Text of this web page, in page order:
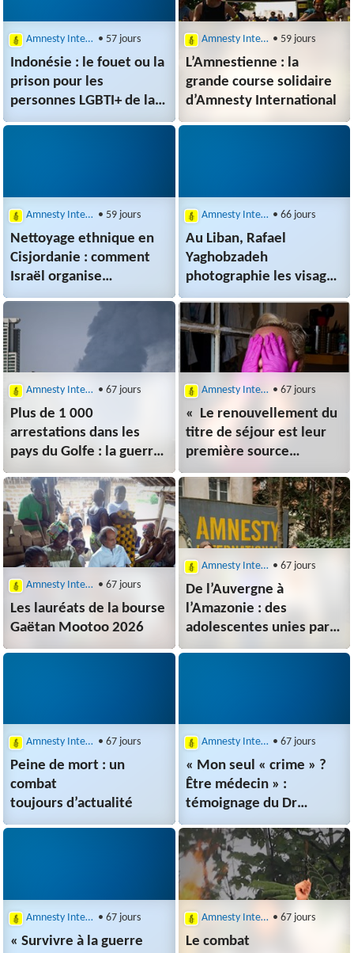
Amnesty International • 57 jours
Indonésie : le fouet ou la
prison pour les
personnes LGBTI+ de la
province d’Aceh
Amnesty International • 59 jours
L’Amnestienne : la
grande course solidaire
d’Amnesty International
Amnesty International • 59 jours
Nettoyage ethnique en
Cisjordanie : comment
Israël organise
l’annexion avec l’aide
des colons
Amnesty International • 66 jours
Au Liban, Rafael
Yaghobzadeh
photographie les visages
de ceux que la guerre
a déracinés
Amnesty International • 67 jours
Plus de 1 000
arrestations dans les
pays du Golfe : la guerre
au Moyen-
Orient censurée
Amnesty International • 67 jours
« Le renouvellement du
titre de séjour est leur
première source
d’angoisse» : des
médecins racontent la
détresse de
leurs patients
Amnesty International • 67 jours
Les lauréats de la bourse
Gaëtan Mootoo 2026
Amnesty International • 67 jours
De l’Auvergne à
l’Amazonie : des
adolescentes unies par
le même combat
Amnesty International • 67 jours
Peine de mort : un
combat
toujours d’actualité
Amnesty International • 67 jours
« Mon seul « crime » ?
Être médecin » :
témoignage du Dr
Ahmad Mhanna, détenu
22 mois par
l’armée israélienne
Amnesty International • 67 jours
« Survivre à la guerre
Amnesty International • 67 jours
Le combat